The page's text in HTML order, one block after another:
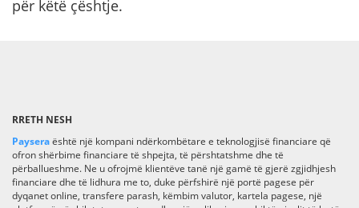
për këtë çështje.
RRETH NESH
Payseraështë një kompani ndërkombëtare e teknologjisë financiare që
ofron shërbime financiare të shpejta, të përshtatshme dhe të
përballueshme. Ne u ofrojmë klientëve tanë një gamë të gjerë zgjidhjesh
financiare dhe të lidhura me to, duke përfshirë një portë pagese për
dyqanet online, transfere parash, këmbim valutor, kartela pagese, një